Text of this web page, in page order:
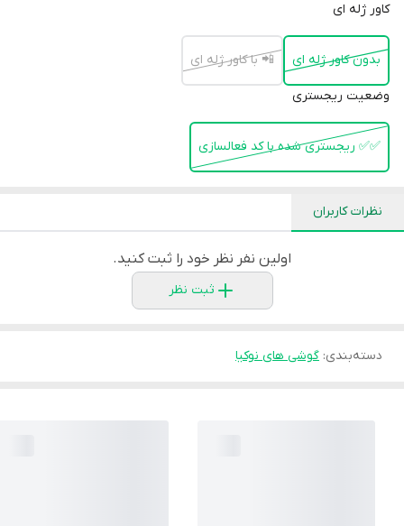
کاور ژله ای
بدون کاور ژله ای 📲 با کاور ژله ای
وضعیت ریجستری
✅️✅️ ریجستری شده با کد فعالسازی
نظرات کاربران
اولین نفر نظر خود را ثبت کنید.
ثبت نظر
دسته‌بندی: گوشی های نوکیا